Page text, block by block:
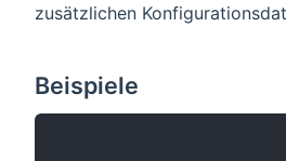
zusätzlichen
Beispiele